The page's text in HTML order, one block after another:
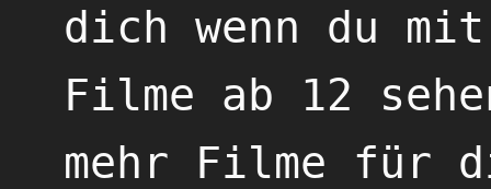
dich wenn du
Filme ab 12
mehr Filme für